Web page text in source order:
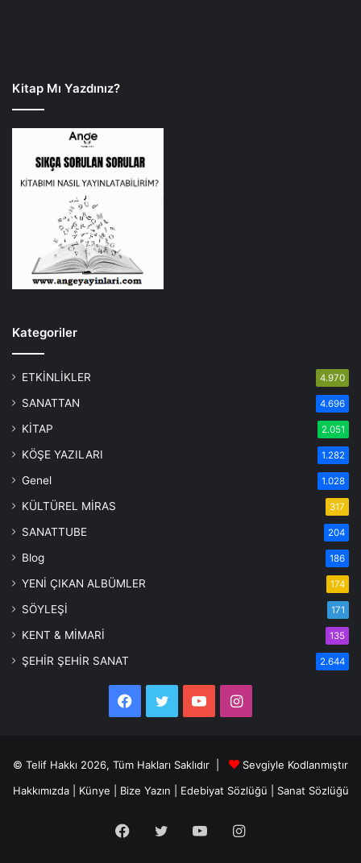
Kitap Mı Yazdınız?
Kategoriler
ETKİNLİKLER 4.970
SANATTAN 4.696
KİTAP 2.051
KÖŞE YAZILARI 1.282
Genel 1.028
KÜLTÜREL MİRAS 317
SANATTUBE 204
Blog 186
YENİ ÇIKAN ALBÜMLER 174
SÖYLEŞİ 171
KENT & MİMARİ 135
ŞEHİR ŞEHİR SANAT 2.644
Facebook
TwitterYouTubeInstagram
© Telif Hakkı 2026, Tüm Hakları Saklıdır |
Sevgiyle Kodlanmıştır
Hakkımızda| Künye Bize Yazın Edebiyat Sözlüğü Sanat Sözlüğü
Facebook
TwitterYouTubeInstagram